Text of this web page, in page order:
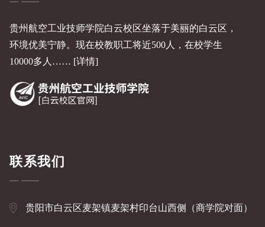
贵州航空工业技师学院白云校区坐落于美丽的白云区，
环境优美宁静。现在校教职工将近500人，在校学生
10000多人…… [详情]
联系我们
贵阳市白云区麦架镇麦架村印台山西侧（商学院对面）